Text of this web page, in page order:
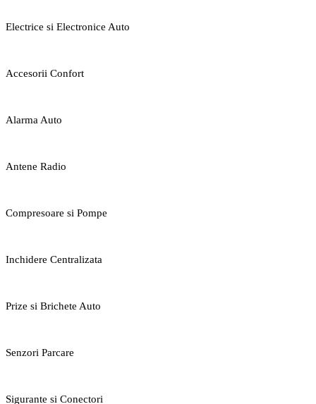
Electrice si Electronice Auto
Accesorii Confort
Alarma Auto
Antene Radio
Compresoare si Pompe
Inchidere Centralizata
Prize si Brichete Auto
Senzori Parcare
Sigurante si Conectori